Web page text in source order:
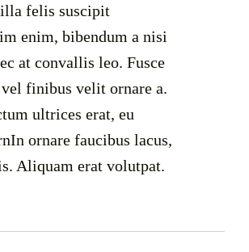
felis suscipit
enim, bibendum a nisi
at convallis leo. Fusce
finibus velit ornare a.
ultrices erat, eu
ornare faucibus lacus,
Aliquam erat volutpat.